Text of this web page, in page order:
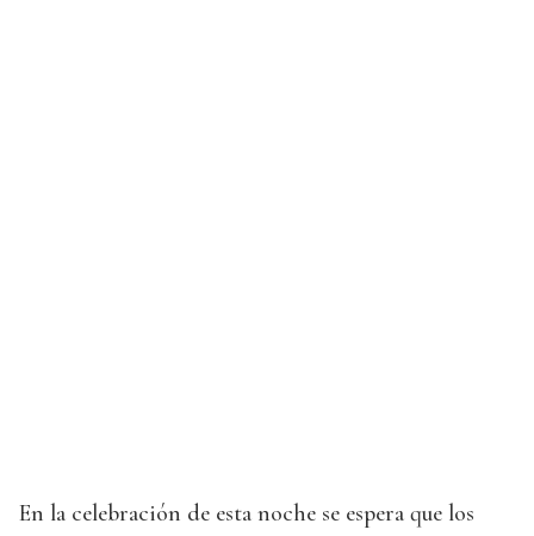
En la celebración de esta noche se espera que los